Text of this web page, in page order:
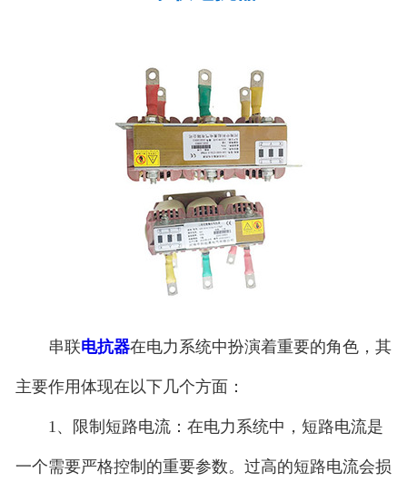
串联电抗器在电力系统中扮演着重要的角色，其
主要作用体现在以下几个方面：
1、限制短路电流：在电力系统中，短路电流是
一个需要严格控制的重要参数。过高的短路电流会损